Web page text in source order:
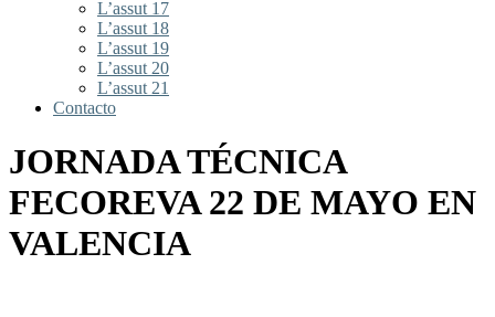
L’assut 17
L’assut 18
L’assut 19
L’assut 20
L’assut 21
Contacto
JORNADA TÉCNICA
FECOREVA 22 DE MAYO EN
VALENCIA